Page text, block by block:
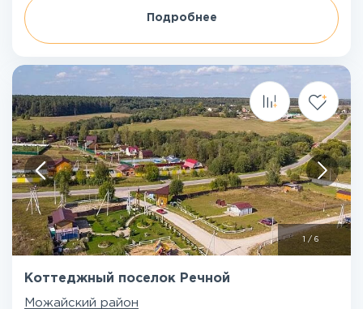
Подробнее
1 / 6
Коттеджный поселок Речной
Можайский район